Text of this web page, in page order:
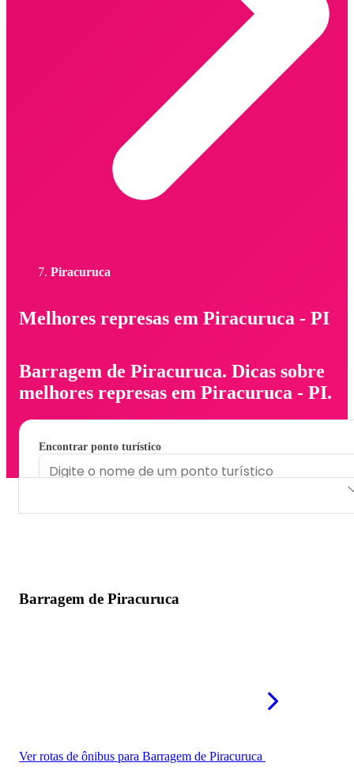
Piracuruca
Melhores represas em Piracuruca - PI
Barragem de Piracuruca. Dicas sobre
melhores represas em Piracuruca - PI.
Encontrar ponto turístico
Barragem de Piracuruca
Ver rotas de ônibus para Barragem de Piracuruca